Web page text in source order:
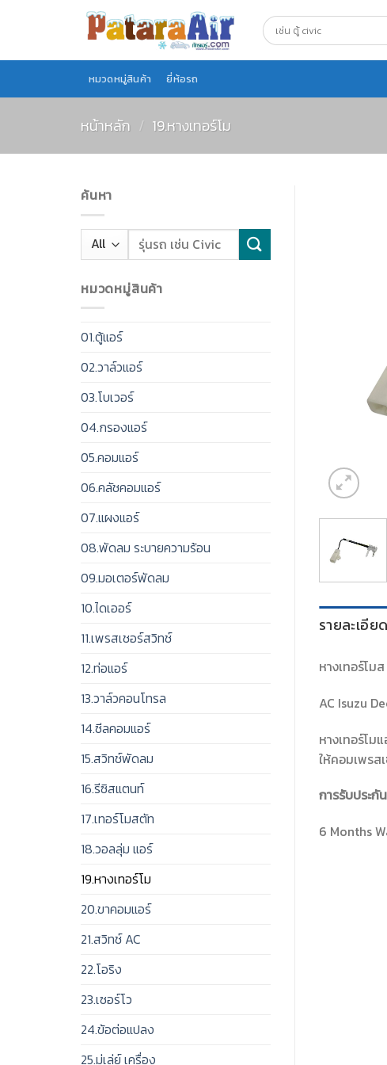
หมวดหมู่สินค้า ยี่ห้อรถ
หน้าหลัก / 19.หางเทอร์โม
ค้นหา
หมวดหมู่สินค้า
01.ตู้แอร์
02.วาล์วแอร์
03.โบเวอร์
04.กรองแอร์
05.คอมแอร์
06.คลัชคอมแอร์
07.แผงแอร์
08.พัดลม ระบายความร้อน
09.มอเตอร์พัดลม
10.ไดเออร์
11.เพรสเชอร์สวิทช์
12.ท่อแอร์
13.วาล์วคอนโทรล
14.ซีลคอมแอร์
15.สวิทช์พัดลม
16.รีซิสแตนท์
17.เทอร์โมสตัท
18.วอลลุ่ม แอร์
19.หางเทอร์โม
20.ขาคอมแอร์
21.สวิทช์ AC
22.โอริง
23.เซอร์โว
24.ข้อต่อแปลง
25.มู่เล่ย์ เครื่อง
รายละเอียด
หางเทอร์โ
AC Isuzu
หางเทอร์โม
ให้คอมเพรส
การรับประกัน
6 Months